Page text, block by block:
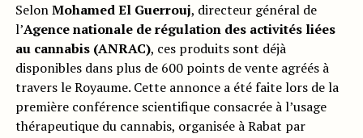
SelonMohamed El Guerrouj, directeur général de
l’Agence nationale de régulation des activités liées
au cannabis (ANRAC), ces produits sont déjà
disponibles dans plus de 600 points de vente agréés à
travers le Royaume. Cette annonce a été faite lors de la
première conférence scientifique consacrée à l’usage
thérapeutique du cannabis, organisée à Rabat par